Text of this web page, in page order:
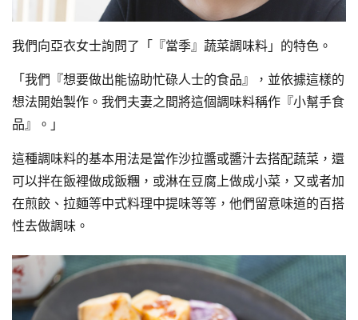
我們向亞衣女士詢問了「『當季』蔬菜調味料」的特色。
「我們『想要做出能協助忙碌人士的食品』，並依據這樣的
想法開始製作。我們夫妻之間將這個調味料稱作『小幫手食
品』。」
這種調味料的基本用法是當作沙拉醬或醬汁去搭配蔬菜，還
可以拌在飯裡做成飯糰，或淋在豆腐上做成小菜，又或者加
在煎餃、拉麵等中式料理中提味等等，他們留意味道的百搭
性去做調味。